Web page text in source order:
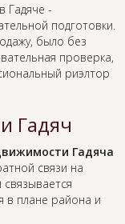
Гадяче -
подготовки.
было без
проверка,
риэлтор
Гадяч
Гадяча
связи на
связывается
в плане района и